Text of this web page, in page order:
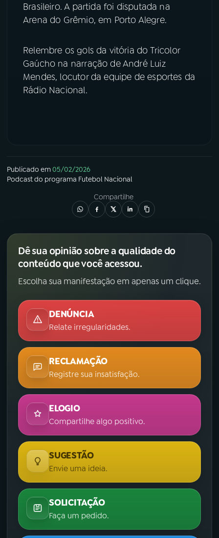
ACOMPANHE A RÁDIO NACIONAL
Instagram X
TikTok
Brasileiro. A partida foi disputada na
Arena do Grêmio, em Porto Alegre.
Relembre os gols da vitória do Tricolor
Gaúcho na narração de André Luiz
Mendes, locutor da equipe de esportes da
Rádio Nacional.
Publicado em05/02/2026
Podcastdo programa Futebol Nacional
Compartilhe
Dê sua opinião sobre a qualidade do
conteúdo que você acessou.
Escolha sua manifestação em apenas um clique.
DENÚNCIA
Relate irregularidades.
RECLAMAÇÃO
Registre sua insatisfação.
ELOGIO
Compartilhe algo positivo.
SUGESTÃO
Envie uma ideia.
SOLICITAÇÃO
Faça um pedido.